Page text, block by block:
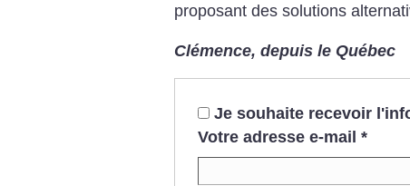
proposant des solutions
Clémence, depuis le Québec
Je souhaite recevoir
Votre adresse e-mail *